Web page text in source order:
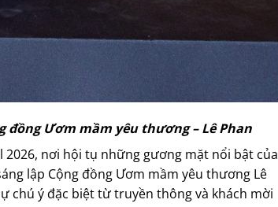
đồng Ươm mầm yêu thương – Lê Phan
nơi hội tụ những gương mặt nổi bật của
lập Cộng đồng Ươm mầm yêu thương Lê
chú ý đặc biệt từ truyền thông và khách mời